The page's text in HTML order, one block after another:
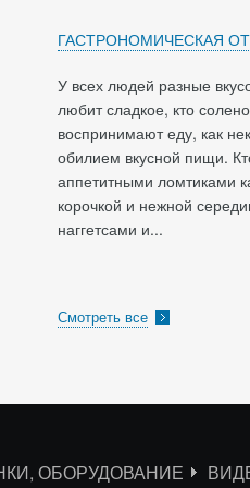
ГАСТРОНОМИЧЕСКАЯ
У всех людей разные
любит сладкое, кто
воспринимают еду, как
обилием вкусной пищи.
аппетитными ломтиками
корочкой и нежной
наггетсами и...
Смотреть все
ОБОРУДОВАНИЕ